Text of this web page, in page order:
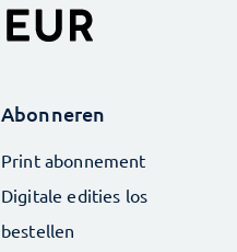
Abonneren
Print abonnement
Digitale edities los
bestellen